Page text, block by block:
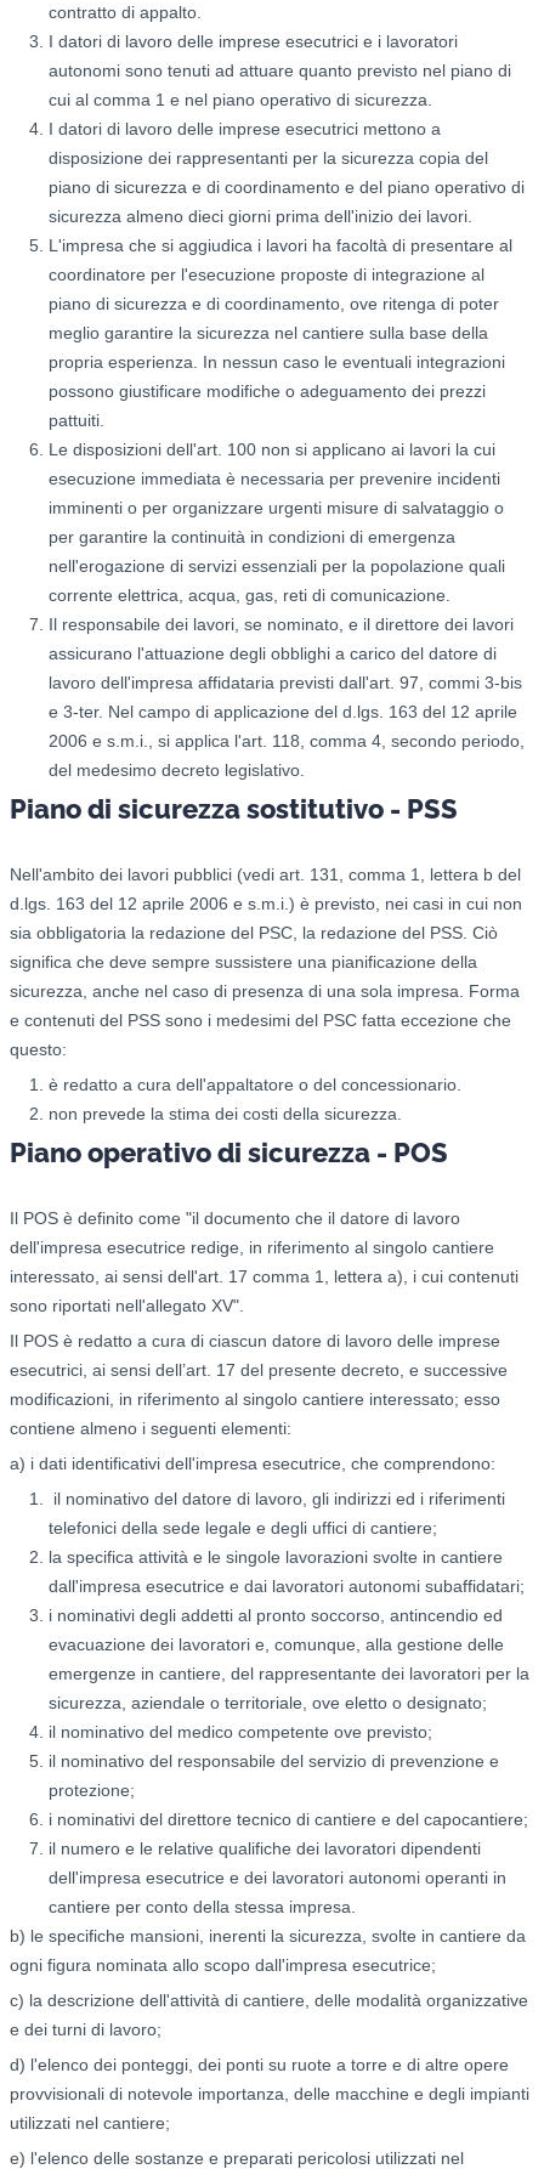
contratto di appalto.
I datori di lavoro delle imprese esecutrici e i lavoratori
autonomi sono tenuti ad attuare quanto previsto nel piano di
cui al comma 1 e nel piano operativo di sicurezza.
I datori di lavoro delle imprese esecutrici mettono a
disposizione dei rappresentanti per la sicurezza copia del
piano di sicurezza e di coordinamento e del piano operativo di
sicurezza almeno dieci giorni prima dell'inizio dei lavori.
L'impresa che si aggiudica i lavori ha facoltà di presentare al
coordinatore per l'esecuzione proposte di integrazione al
piano di sicurezza e di coordinamento, ove ritenga di poter
meglio garantire la sicurezza nel cantiere sulla base della
propria esperienza. In nessun caso le eventuali integrazioni
possono giustificare modifiche o adeguamento dei prezzi
pattuiti.
Le disposizioni dell'art. 100 non si applicano ai lavori la cui
esecuzione immediata è necessaria per prevenire incidenti
imminenti o per organizzare urgenti misure di salvataggio o
per garantire la continuità in condizioni di emergenza
nell'erogazione di servizi essenziali per la popolazione quali
corrente elettrica, acqua, gas, reti di comunicazione.
Il responsabile dei lavori, se nominato, e il direttore dei lavori
assicurano l'attuazione degli obblighi a carico del datore di
lavoro dell'impresa affidataria previsti dall'art. 97, commi 3-bis
e 3-ter. Nel campo di applicazione del d.lgs. 163 del 12 aprile
2006 e s.m.i., si applica l'art. 118, comma 4, secondo periodo,
del medesimo decreto legislativo.
Piano di sicurezza sostitutivo - PSS
Nell'ambito dei lavori pubblici (vedi art. 131, comma 1, lettera b del
d.lgs. 163 del 12 aprile 2006 e s.m.i.) è previsto, nei casi in cui non
sia obbligatoria la redazione del PSC, la redazione del PSS. Ciò
significa che deve sempre sussistere una pianificazione della
sicurezza, anche nel caso di presenza di una sola impresa. Forma
e contenuti del PSS sono i medesimi del PSC fatta eccezione che
questo:
è redatto a cura dell'appaltatore o del concessionario.
non prevede la stima dei costi della sicurezza.
Piano operativo di sicurezza - POS
Il POS è definito come "il documento che il datore di lavoro
dell'impresa esecutrice redige, in riferimento al singolo cantiere
interessato, ai sensi dell'art. 17 comma 1, lettera a), i cui contenuti
sono riportati nell'allegato XV".
Il POS è redatto a cura di ciascun datore di lavoro delle imprese
esecutrici, ai sensi dell’art. 17 del presente decreto, e successive
modificazioni, in riferimento al singolo cantiere interessato; esso
contiene almeno i seguenti elementi:
a) i dati identificativi dell'impresa esecutrice, che comprendono:
il nominativo del datore di lavoro, gli indirizzi ed i riferimenti
telefonici della sede legale e degli uffici di cantiere;
la specifica attività e le singole lavorazioni svolte in cantiere
dall'impresa esecutrice e dai lavoratori autonomi subaffidatari;
i nominativi degli addetti al pronto soccorso, antincendio ed
evacuazione dei lavoratori e, comunque, alla gestione delle
emergenze in cantiere, del rappresentante dei lavoratori per la
sicurezza, aziendale o territoriale, ove eletto o designato;
il nominativo del medico competente ove previsto;
il nominativo del responsabile del servizio di prevenzione e
protezione;
i nominativi del direttore tecnico di cantiere e del capocantiere;
il numero e le relative qualifiche dei lavoratori dipendenti
dell'impresa esecutrice e dei lavoratori autonomi operanti in
cantiere per conto della stessa impresa.
b) le specifiche mansioni, inerenti la sicurezza, svolte in cantiere da
ogni figura nominata allo scopo dall'impresa esecutrice;
c) la descrizione dell'attività di cantiere, delle modalità organizzative
e dei turni di lavoro;
d) l'elenco dei ponteggi, dei ponti su ruote a torre e di altre opere
provvisionali di notevole importanza, delle macchine e degli impianti
utilizzati nel cantiere;
e) l'elenco delle sostanze e preparati pericolosi utilizzati nel